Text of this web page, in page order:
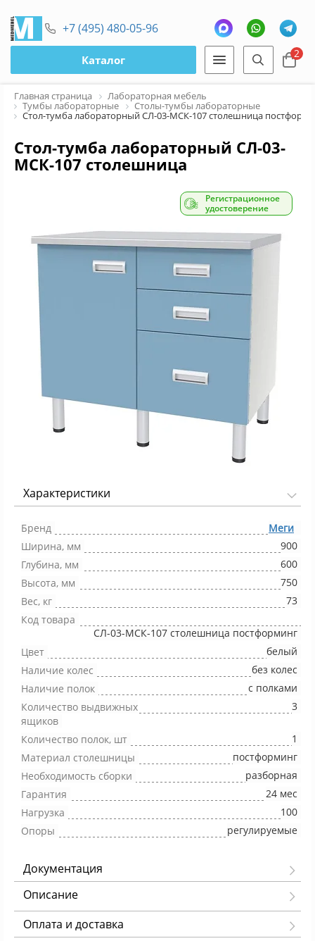
+7 (495) 480-05-96
Каталог 2
Главная страница Лабораторная мебель
Тумбы лабораторные Столы-тумбы лабораторные
Стол-тумба лабораторный СЛ-03-МСК-107 столешница
Стол-тумба лабораторный СЛ-03-
МСК-107 столешница
Регистрационное
удостоверение
Характеристики
Бренд
Меги
Ширина, мм
900
Глубина, мм
600
Высота, мм
750
Вес, кг
73
Код товара
СЛ-03-МСК-107 столешница постформинг
Цвет
белый
Наличие колес
без колес
Наличие полок
с полками
Количество выдвижных
ящиков
3
Количество полок, шт
1
Материал столешницы
постформинг
Необходимость сборки
разборная
Гарантия
24 мес
Нагрузка
100
Опоры
регулируемые
Документация
Описание
Оплата и доставка